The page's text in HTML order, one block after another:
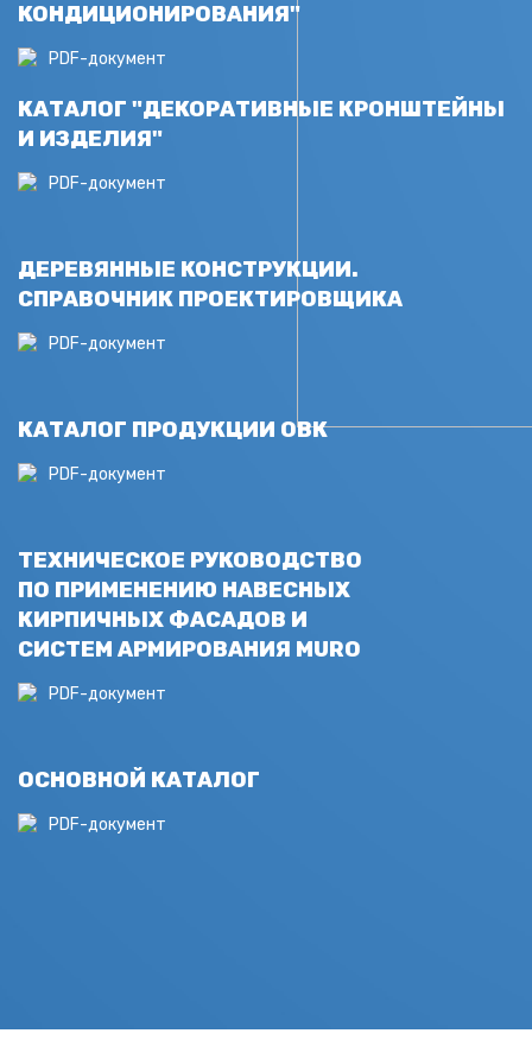
КОНДИЦИОНИРОВАНИЯ"
PDF-документ
КАТАЛОГ "ДЕКОРАТИВНЫЕ КРОНШТЕЙНЫ
И ИЗДЕЛИЯ"
PDF-документ
ДЕРЕВЯННЫЕ КОНСТРУКЦИИ.
СПРАВОЧНИК ПРОЕКТИРОВЩИКА
PDF-документ
КАТАЛОГ ПРОДУКЦИИ ОВК
PDF-документ
ТЕХНИЧЕСКОЕ РУКОВОДСТВО
ПО ПРИМЕНЕНИЮ НАВЕСНЫХ
КИРПИЧНЫХ ФАСАДОВ И
СИСТЕМ АРМИРОВАНИЯ MURO
PDF-документ
ОСНОВНОЙ КАТАЛОГ
PDF-документ